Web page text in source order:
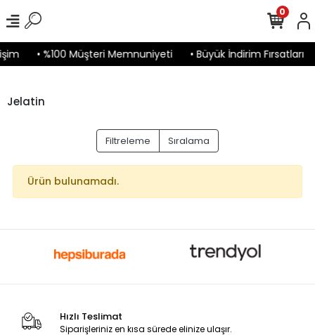
• %100 Müşteri Memnuniyeti • Büyük İndirim Fırsatları
0
Jelatin
Filtreleme Sıralama
Ürün bulunamadı.
Hızlı Teslimat
Siparişleriniz en kısa sürede elinize ulaşır.